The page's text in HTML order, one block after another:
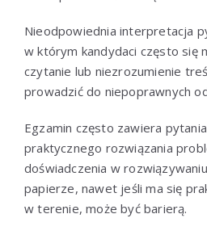
Nieodpowiednia interpretacja
w którym kandydaci często się
czytanie lub niezrozumienie
prowadzić do niepoprawnych
Egzamin często zawiera
praktycznego rozwiązania
doświadczenia w
papierze, nawet jeśli ma się
w terenie, może być barierą.